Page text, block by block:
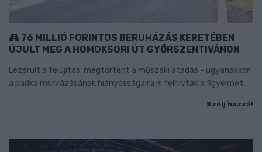
76 MILLIÓ FORINTOS BERUHÁZÁS KERETÉBEN
ÚJULT MEG A HOMOKSORI ÚT GYŐRSZENTIVÁNON
Lezárult a felújítás, megtörtént a műszaki átadás - ugyanakkor
a padka murvázásának hiányosságaira is felhívták a figyelmet.
Szólj hozzá!